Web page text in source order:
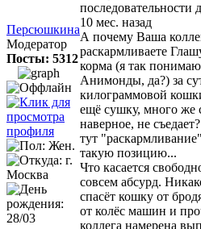
Персюшкина
Модератор
Посты: 5312
последовательности
10 мес. назад
А почему Ваша
раскармливаете
корма (я так
Анимонды, да?) за
килограммовой
ещё сушку, много же
наверное, не
тут
такую позицию...
Что касается
совсем абсурд.
спасёт кошку от
от колёс машин и
коллега намерена